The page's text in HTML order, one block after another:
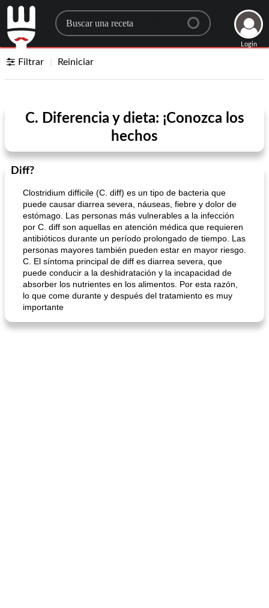
Search for a recipe
Login
Filtrar Reiniciar
C. Diferencia y dieta: ¡Conozca los
hechos
Diff?
Clostridium difficile (C. diff) es un tipo de bacteria que
puede causar diarrea severa, náuseas, fiebre y dolor de
estómago. Las personas más vulnerables a la infección
por C. diff son aquellas en atención médica que requieren
antibióticos durante un período prolongado de tiempo. Las
personas mayores también pueden estar en mayor riesgo.
C. El síntoma principal de diff es diarrea severa, que
puede conducir a la deshidratación y la incapacidad de
absorber los nutrientes en los alimentos. Por esta razón,
lo que come durante y después del tratamiento es muy
importante